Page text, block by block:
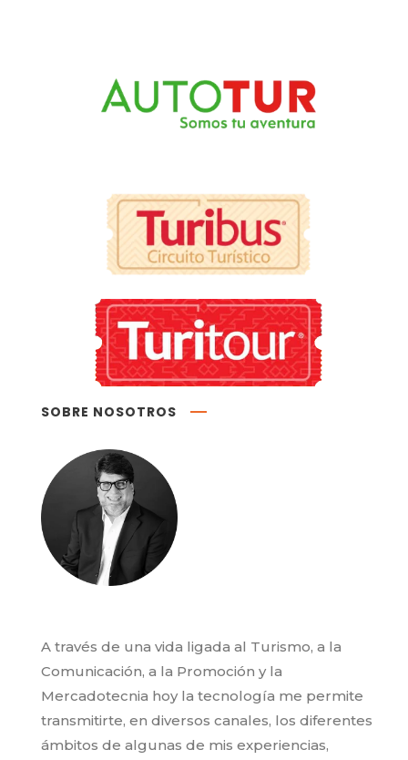
SOBRE NOSOTROS
A través de una vida ligada al Turismo, a la
Comunicación, a la Promoción y la
Mercadotecnia hoy la tecnología me permite
transmitirte, en diversos canales, los diferentes
ámbitos de algunas de mis experiencias,